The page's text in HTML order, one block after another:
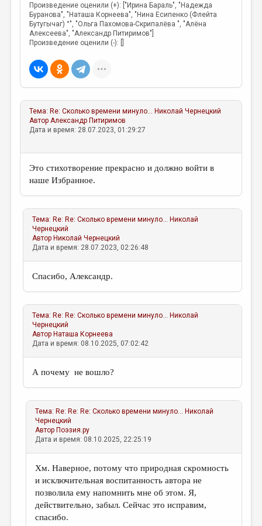
Произведение оценили (+): ["Ирина Бараль", "Надежда
Буранова", "Наташа Корнеева", "Нина Есипенко (Флейта
Бутугычаг) °", "Ольга Пахомова-Скрипалёва ", "Алёна
Алексеева", "Александр Питиримов"]
Произведение оценили (-): []
Тема: Re: Сколько времени минуло... Николай Чернецкий
АвторАлександр Питиримов
Дата и время: 28.07.2023, 01:29:27
Это стихотворение прекрасно и должно войти в
наше Избранное.
Тема: Re: Re: Сколько времени минуло... Николай
Чернецкий
Автор Николай Чернецкий
Дата и время: 28.07.2023, 02:26:48
Спасибо, Александр.
Тема: Re: Re: Сколько времени минуло... Николай
Чернецкий
Автор Наташа Корнеева
Дата и время: 08.10.2025, 07:02:42
А почему не вошло?
Тема: Re: Re: Re: Сколько времени минуло... Николай
Чернецкий
Автор Поэзия.ру
Дата и время: 08.10.2025, 22:25:19
Хм. Наверное, потому что природная скромность
и исключительная воспитанность автора не
позволила ему напомнить мне об этом. Я,
действительно, забыл. Сейчас это исправим,
спасибо.